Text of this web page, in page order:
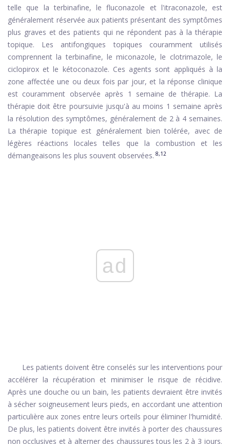
telle que la terbinafine, le fluconazole et l'itraconazole, est
généralement réservée aux patients présentant des symptômes
plus graves et des patients qui ne répondent pas à la thérapie
topique. Les antifongiques topiques couramment utilisés
comprennent la terbinafine, le miconazole, le clotrimazole, le
ciclopirox et le kétoconazole. Ces agents sont appliqués à la
zone affectée une ou deux fois par jour, et la réponse clinique
est couramment observée après 1 semaine de thérapie. La
thérapie doit être poursuivie jusqu'à au moins 1 semaine après
la résolution des symptômes, généralement de 2 à 4 semaines.
La thérapie topique est généralement bien tolérée, avec de
légères réactions locales telles que la combustion et les
démangeaisons les plus souvent observées. 8,12
ad
Les patients doivent être conselés sur les interventions pour
accélérer la récupération et minimiser le risque de récidive.
Après une douche ou un bain, les patients devraient être invités
à sécher soigneusement leurs pieds, en accordant une attention
particulière aux zones entre leurs orteils pour éliminer l'humidité.
De plus, les patients doivent être invités à porter des chaussures
non occlusives et à alterner des chaussures tous les 2 à 3 jours.